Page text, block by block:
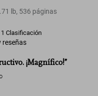
lb, 536 páginas
1 Clasificación
reseñas
¡Magnífico!”